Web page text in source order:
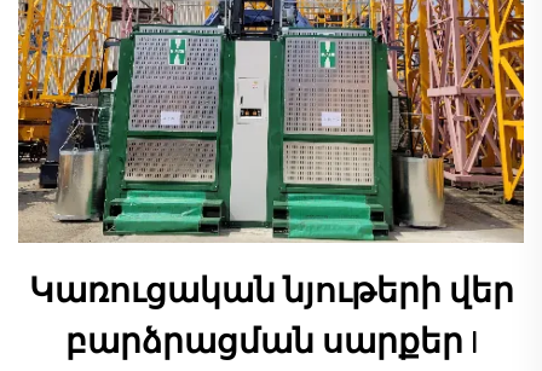
Կառուցական նյութերի վեր
բարձրացման սարքեր |